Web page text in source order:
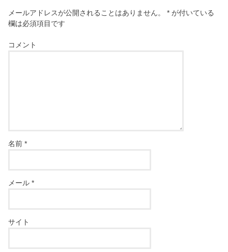
メールアドレスが公開されることはありません。 * が付いている
欄は必須項目です
コメント
名前*
メール*
サイト